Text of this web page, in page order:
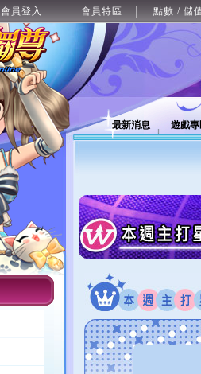
會員登入 會員特區 點數 / 儲
最新消息 遊戲